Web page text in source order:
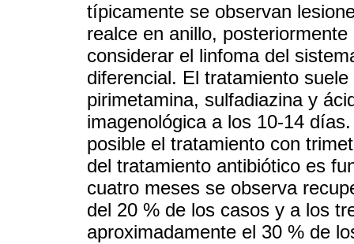
típicamente se observan
realce en anillo,
considerar el linfoma del
diferencial. El tratamiento
pirimetamina, sulfadiazina y
imagenológica a los 10-14
posible el tratamiento con
del tratamiento antibiótico es
cuatro meses se observa
del 20 % de los casos y a los
aproximadamente el 30 % de